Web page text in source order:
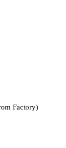
Factory)